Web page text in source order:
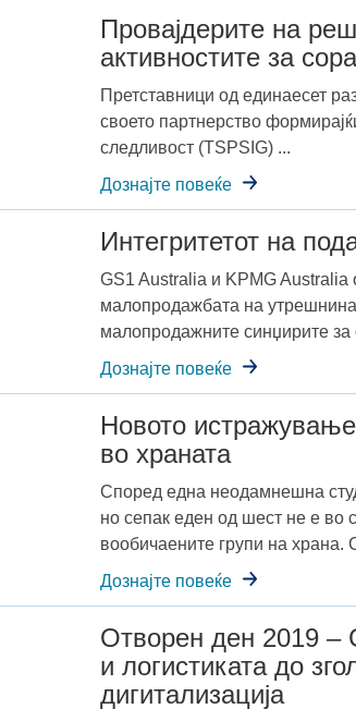
Провајдерите на
активностите за
Претставници од единаесет
своето партнерство
следливост (TSPSIG) ...
Дознајте повеќе
Интегритетот на
GS1 Australia и KPMG Australia
малопродажбата на
малопродажните синџирите
Дознајте повеќе
Новото
во храната
Според една неодамнешна
но сепак еден од шест не е во
вообичаените групи на храна.
Дознајте повеќе
Oтворен ден 2019 –
и логистиката до
дигитализација